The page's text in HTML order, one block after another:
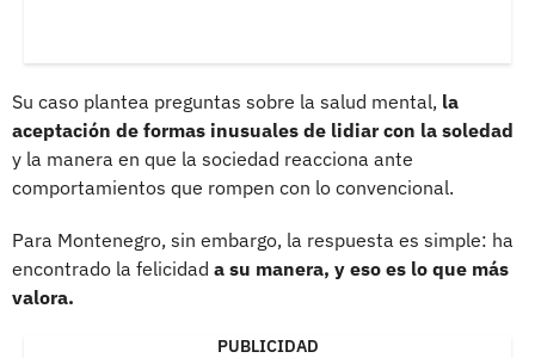
Su caso plantea preguntas sobre la salud mental, la
aceptación de formas inusuales de lidiar con la soledad
y la manera en que la sociedad reacciona ante
comportamientos que rompen con lo convencional.
Para Montenegro, sin embargo, la respuesta es simple: ha
encontrado la felicidad a su manera, y eso es lo que más
valora.
PUBLICIDAD